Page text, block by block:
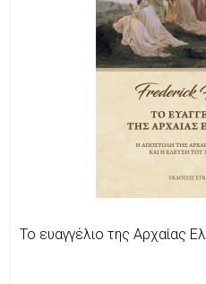
Το ευαγγέλιο της Αρχαίας